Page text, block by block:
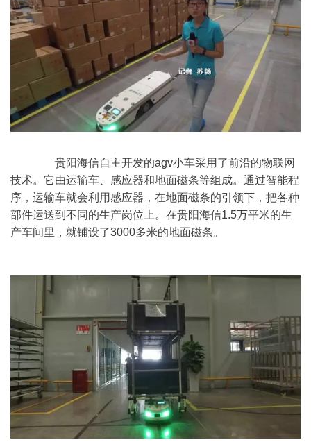
技术。它由运输车、感应器和地面磁条等组成。通过智能程
序，运输车就会利用感应器，在地面磁条的引领下，把各种
部件运送到不同的生产岗位上。在贵阳海信1.5万平米的生
产车间里，就铺设了3000多米的地面磁条。